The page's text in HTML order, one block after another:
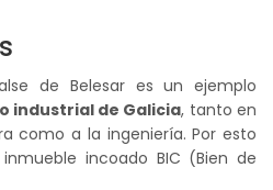
de Belesar es un ejemplo
industrial de Galicia, tanto en
como a la ingeniería. Por esto
incoado BIC (Bien de